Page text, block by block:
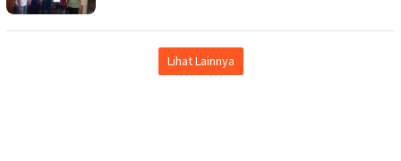
Lihat Lainnya